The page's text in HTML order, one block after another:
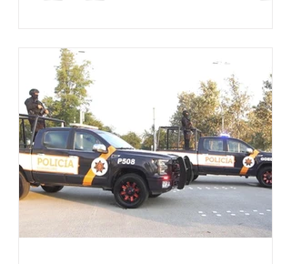
Empleo y Vinculación Empresarial de
Guadalupe destacó que más de 500
ciudadanos acudieron este jueves para
buscar entre las vacantes ofertadas por
más de 70 empresas. “La ficha que nos
llenan al principio, no